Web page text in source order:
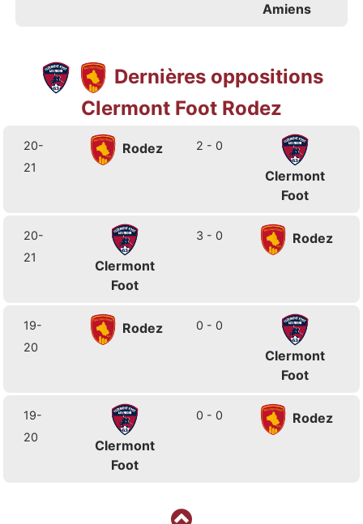
Amiens
Dernières oppositions
Clermont Foot Rodez
20-
21
Rodez 2 - 0
Clermont
Foot
20-
21
Clermont
Foot
3 - 0 Rodez
19-
20
Rodez 0 - 0
Clermont
Foot
19-
20
Clermont
Foot
0 - 0 Rodez